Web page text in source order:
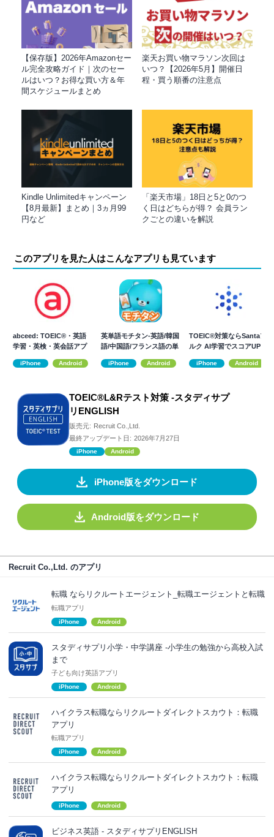
【保存版】2026年Amazonセー
ル完全攻略ガイド｜次のセー
ルはいつ？お得な買い方＆年
間スケジュールまとめ
楽天お買い物マラソン次回は
いつ？【2026年5月】開催日
程・買う順番の注意点
Kindle Unlimitedキャンペーン
【8月最新】まとめ｜3ヵ月99
円など
「楽天市場」18日と5と0のつ
く日はどちらが得？ 会員ラン
クごとの違いを解説
このアプリを見た人はこんなアプリも見ています
abceed: TOEIC®・英語
学習・英検・英会話アプ
iPhone Android
英単語モチタン-英語/韓国
語/中国語/フランス語の単
iPhone Android
TOEIC®対策ならSantaア
ルク AI学習でスコアUP
iPhone Android
TOEIC®L&Rテスト対策 -スタディサプ
リENGLISH
販売元: Recruit Co.,Ltd.
最終アップデート日: 2026年7月27日
iPhone Android
iPhone版をダウンロード
Android版をダウンロード
Recruit Co.,Ltd. のアプリ
転職 ならリクルートエージェント_転職エージェントと転職
転職アプリ
iPhone Android
スタディサプリ小学・中学講座 -小学生の勉強から高校入試
まで
子ども向け英語アプリ
iPhone Android
ハイクラス転職ならリクルートダイレクトスカウト：転職
アプリ
転職アプリ
iPhone Android
ハイクラス転職ならリクルートダイレクトスカウト：転職
アプリ
iPhone Android
ビジネス英語 - スタディサプリENGLISH